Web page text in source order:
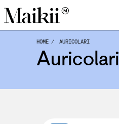
HOME AURICOLARI
Auricolari